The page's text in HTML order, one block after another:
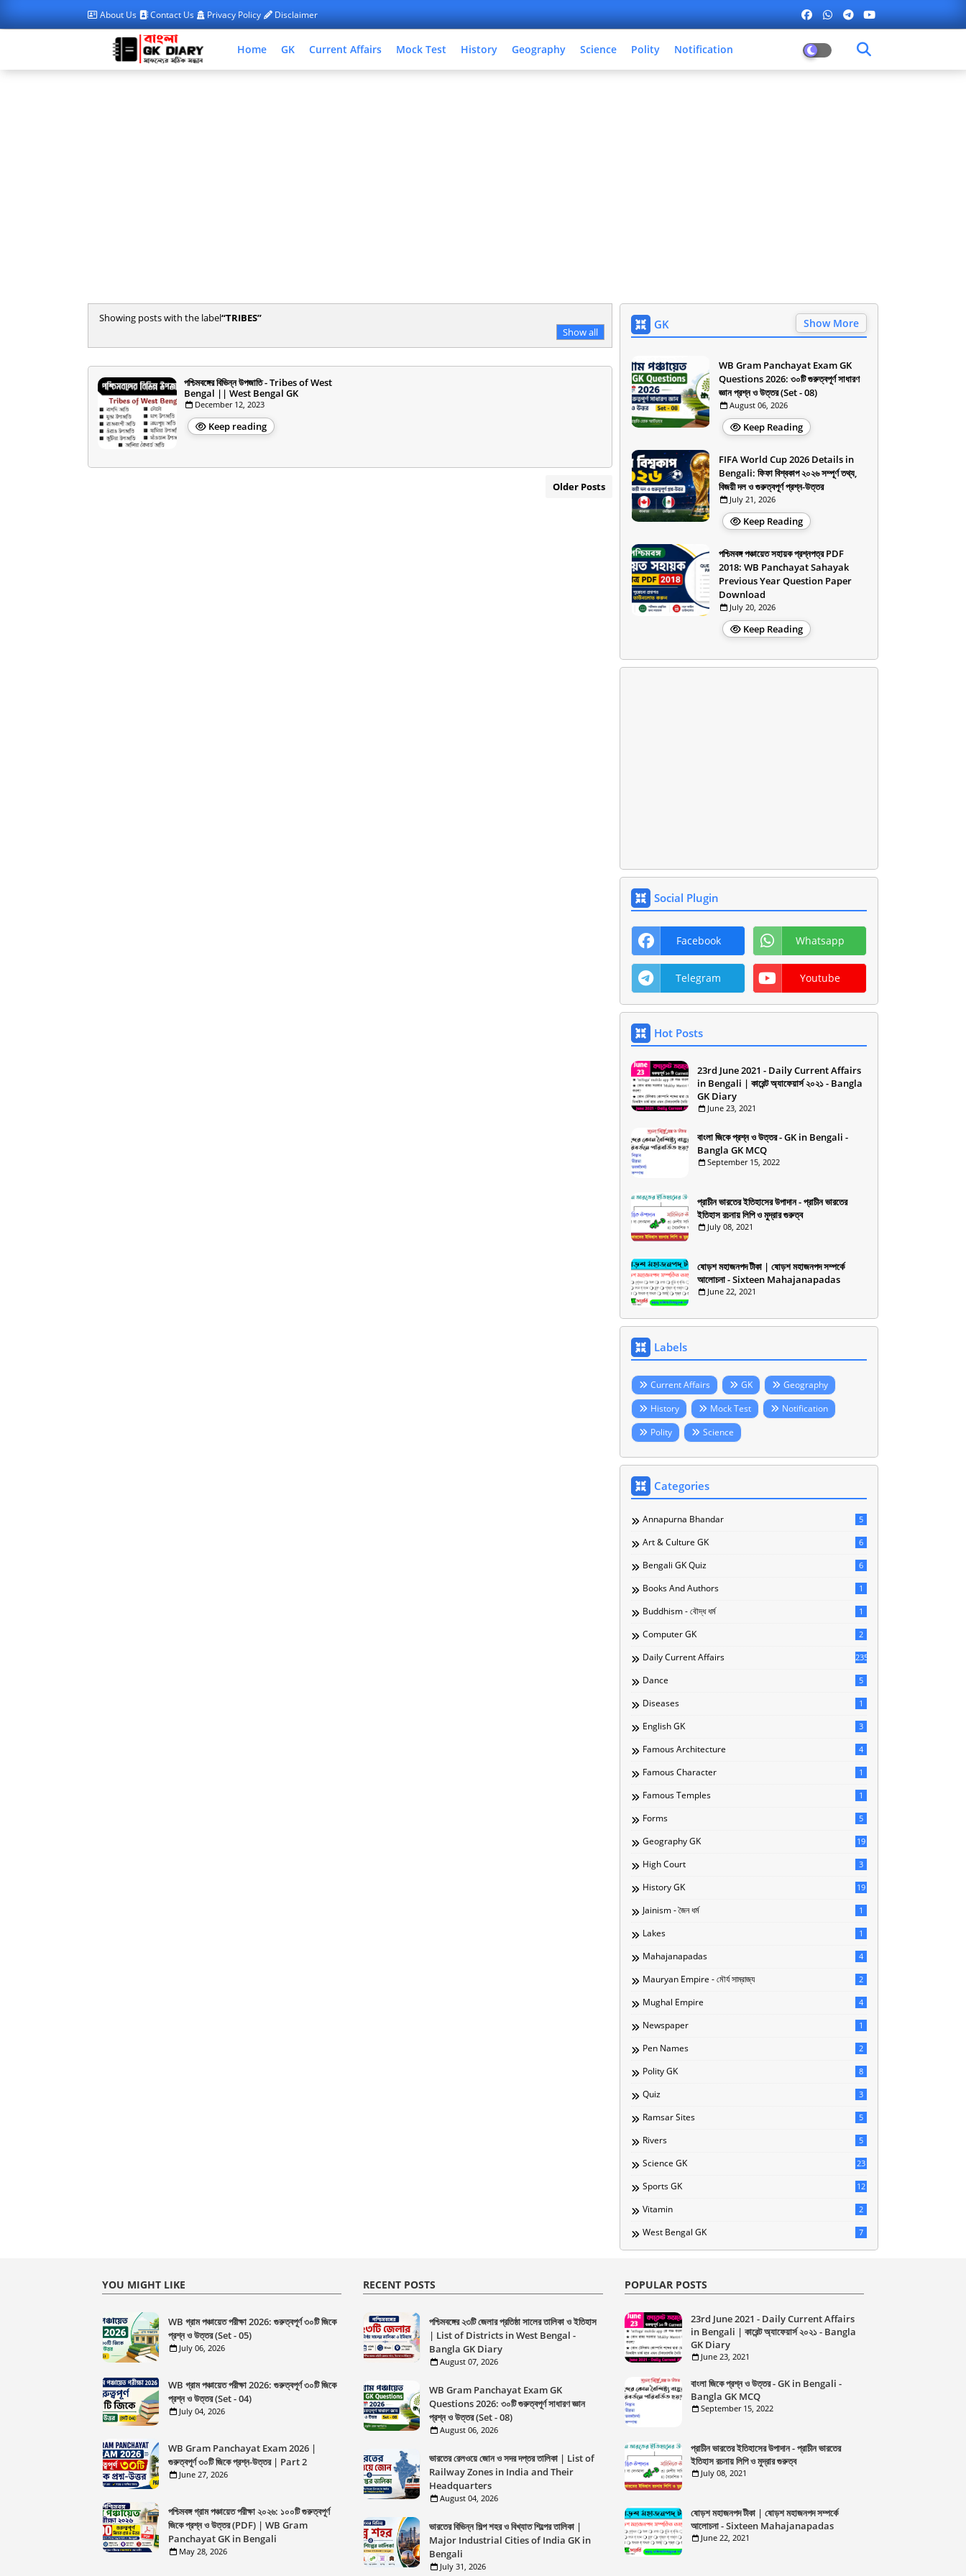
About Us Contact Us Privacy Policy Disclaimer
Home GK Current Affairs Mock Test History Geography Science Polity Notification
Showing posts with the label TRIBES
Show all
পশ্চিমবঙ্গের বিভিন্ন উপজাতি - Tribes of West
Bengal || West Bengal GK
December 12, 2023
Keep reading
Older Posts
GK Show More
WB Gram Panchayat Exam GK
Questions 2026: ৩০টি গুরুত্বপূর্ণ সাধারণ
জ্ঞান প্রশ্ন ও উত্তর (Set - 08)
August 06, 2026
Keep Reading
FIFA World Cup 2026 Details in
Bengali: ফিফা বিশ্বকাপ ২০২৬ সম্পূর্ণ তথ্য,
বিজয়ী দল ও গুরুত্বপূর্ণ প্রশ্ন-উত্তর
July 21, 2026
Keep Reading
পশ্চিমবঙ্গ পঞ্চায়েত সহায়ক প্রশ্নপত্র PDF
2018: WB Panchayat Sahayak
Previous Year Question Paper
Download
July 20, 2026
Keep Reading
Social Plugin
Facebook Whatsapp
Telegram Youtube
Hot Posts
23rd June 2021 - Daily Current Affairs
in Bengali | কারেন্ট অ্যাফেয়ার্স ২০২১ - Bangla
GK Diary
June 23, 2021
বাংলা জিকে প্রশ্ন ও উত্তর - GK in Bengali -
Bangla GK MCQ
September 15, 2022
প্রাচীন ভারতের ইতিহাসের উপাদান - প্রাচীন ভারতের
ইতিহাস রচনায় লিপি ও মুদ্রার গুরুত্ব
July 08, 2021
ষোড়শ মহাজনপদ টীকা | ষোড়শ মহাজনপদ সম্পর্কে
আলোচনা - Sixteen Mahajanapadas
June 22, 2021
Labels
Current Affairs GK
Geography
History
Mock Test
Notification
Polity
Science
Categories
Annapurna Bhandar 5
Art & Culture GK 6
Bengali GK Quiz 6
Books And Authors 1
Buddhism - বৌদ্ধ ধর্ম 1
Computer GK 2
Daily Current Affairs 235
Dance 5
Diseases 1
English GK 3
Famous Architecture 4
Famous Character 1
Famous Temples 1
Forms 5
Geography GK 19
High Court 3
History GK 19
Jainism - জৈন ধর্ম 1
Lakes 1
Mahajanapadas 4
Mauryan Empire - মৌর্য সাম্রাজ্য 2
Mughal Empire 4
Newspaper 1
Pen Names 2
Polity GK 8
Quiz 3
Ramsar Sites 5
Rivers 5
Science GK 23
Sports GK 12
Vitamin 2
West Bengal GK 7
YOU MIGHT LIKE
WB গ্রাম পঞ্চায়েত পরীক্ষা 2026: গুরুত্বপূর্ণ ৩০টি জিকে
প্রশ্ন ও উত্তর (Set - 05)
July 06, 2026
WB গ্রাম পঞ্চায়েত পরীক্ষা 2026: গুরুত্বপূর্ণ ৩০টি জিকে
প্রশ্ন ও উত্তর (Set - 04)
July 04, 2026
WB Gram Panchayat Exam 2026 |
গুরুত্বপূর্ণ ৩০টি জিকে প্রশ্ন-উত্তর | Part 2
June 27, 2026
পশ্চিমবঙ্গ গ্রাম পঞ্চায়েত পরীক্ষা ২০২৬: ১০০টি গুরুত্বপূর্ণ
জিকে প্রশ্ন ও উত্তর (PDF) | WB Gram
Panchayat GK in Bengali
May 28, 2026
RECENT POSTS
পশ্চিমবঙ্গের ২৩টি জেলার প্রতিষ্ঠা সালের তালিকা ও ইতিহাস
| List of Districts in West Bengal -
Bangla GK Diary
August 07, 2026
WB Gram Panchayat Exam GK
Questions 2026: ৩০টি গুরুত্বপূর্ণ সাধারণ জ্ঞান
প্রশ্ন ও উত্তর (Set - 08)
August 06, 2026
ভারতের রেলওয়ে জোন ও সদর দপ্তর তালিকা | List of
Railway Zones in India and Their
Headquarters
August 04, 2026
ভারতের বিভিন্ন শিল্প শহর ও বিখ্যাত শিল্পের তালিকা |
Major Industrial Cities of India GK in
Bengali
July 31, 2026
POPULAR POSTS
23rd June 2021 - Daily Current Affairs
in Bengali | কারেন্ট অ্যাফেয়ার্স ২০২১ - Bangla
GK Diary
June 23, 2021
বাংলা জিকে প্রশ্ন ও উত্তর - GK in Bengali -
Bangla GK MCQ
September 15, 2022
প্রাচীন ভারতের ইতিহাসের উপাদান - প্রাচীন ভারতের
ইতিহাস রচনায় লিপি ও মুদ্রার গুরুত্ব
July 08, 2021
ষোড়শ মহাজনপদ টীকা | ষোড়শ মহাজনপদ সম্পর্কে
আলোচনা - Sixteen Mahajanapadas
June 22, 2021